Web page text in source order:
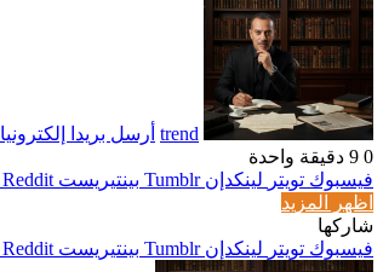
trend أرسل بريدا إلكترونيا
0
دقيقة واحدة
فيسبوك تويتر لينكدإن بينتيريست
اظهر المزيد
شاركها
فيسبوك تويتر لينكدإن بينتيريست